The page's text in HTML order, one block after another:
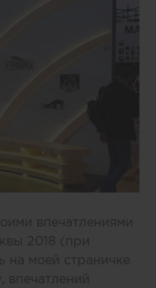
впечатлениями
2018 (при
на моей страничке
впечатлений